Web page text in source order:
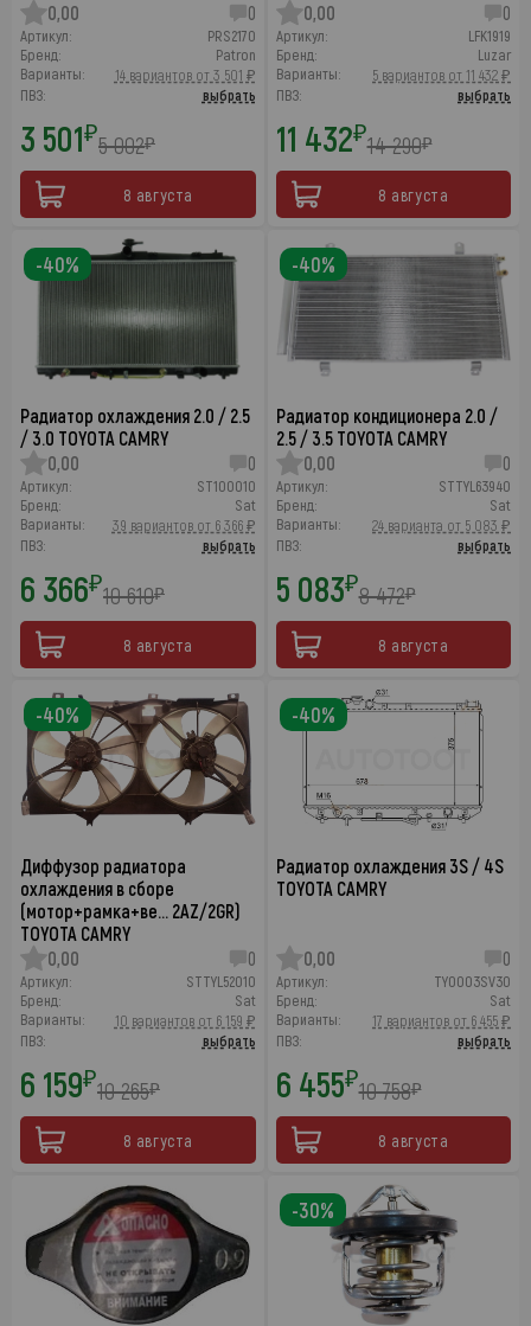
0,00 0
Артикул:
PRS2170
Бренд:
Patron
Варианты:
14 вариантов от 3 501 ₽
ПВЗ:
выбрать
3 501₽5 002₽
8 августа
0,00
0
Артикул:
LFK1919
Бренд:
Luzar
Варианты:
5 вариантов от 11 432 ₽
ПВЗ:
выбрать
11 432₽14 290₽
8 августа
Радиатор охлаждения 2.0 / 2.5
/ 3.0 TOYOTA CAMRY
0,00
0
Артикул:
ST100010
Бренд:
Sat
Варианты:
39 вариантов от 6 366 ₽
ПВЗ:
выбрать
6 366₽10 610₽
8 августа
-40%
Радиатор кондиционера 2.0 /
2.5 / 3.5 TOYOTA CAMRY
0,00
0
Артикул:
STTYL63940
Бренд:
Sat
Варианты:
24 варианта от 5 083 ₽
ПВЗ:
выбрать
5 083₽8 472₽
8 августа
-40%
Диффузор радиатора
охлаждения в сборе
(мотор+рамка+ве… 2AZ/2GR)
TOYOTA CAMRY
0,00
0
Артикул:
STTYL52010
Бренд:
Sat
Варианты:
10 вариантов от 6 159 ₽
ПВЗ:
выбрать
6 159₽10 265₽
8 августа
-40%
Радиатор охлаждения 3S / 4S
TOYOTA CAMRY
0,00 0
Артикул:
TY0003SV30
Бренд:
Sat
Варианты:
17 вариантов от 6 455 ₽
ПВЗ:
выбрать
6 455₽10 758₽
8 августа
-40%
-30%